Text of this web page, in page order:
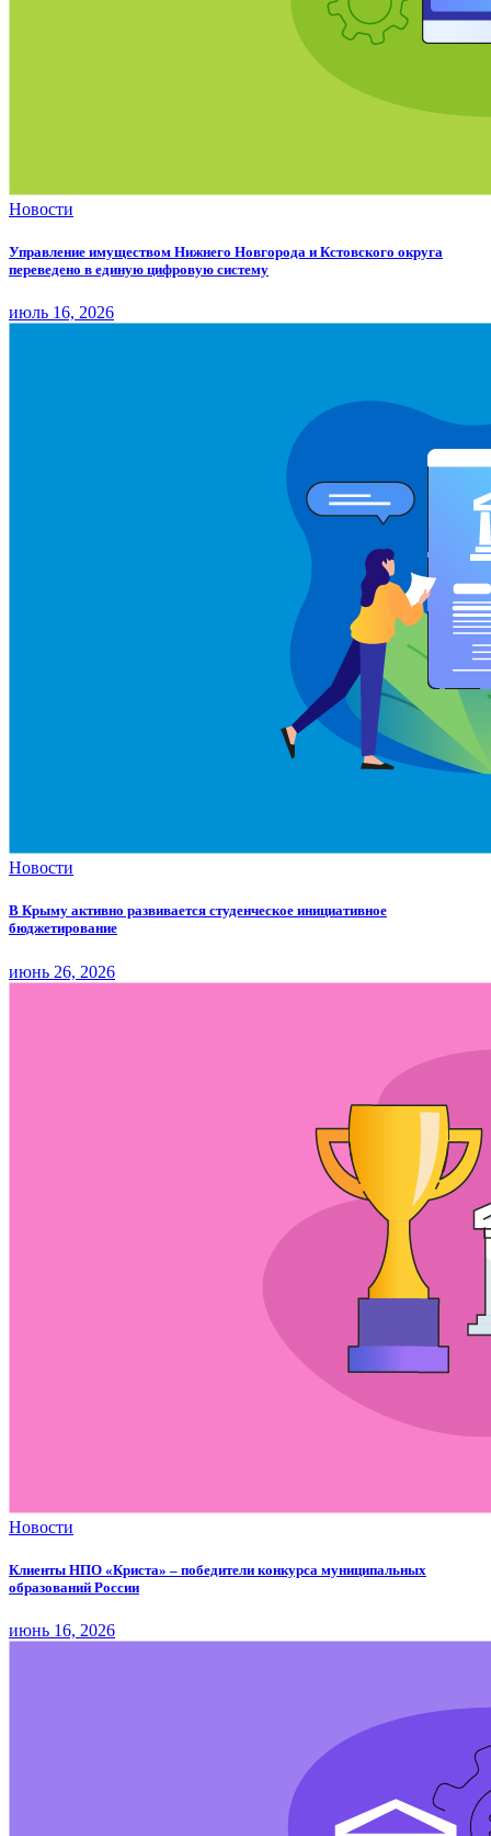
Новости
Управление имуществом Нижнего Новгорода и Кстовского округа
переведено в единую цифровую систему
июль 16, 2026
Новости
В Крыму активно развивается студенческое инициативное
бюджетирование
июнь 26, 2026
Новости
Клиенты НПО «Криста» – победители конкурса муниципальных
образований России
июнь 16, 2026